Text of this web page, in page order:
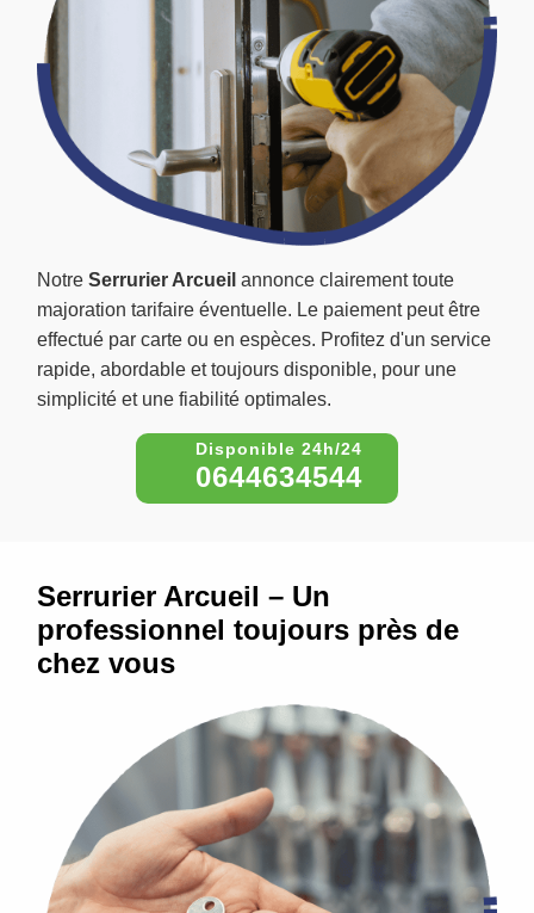
Notre Serrurier Arcueil annonce clairement toute
majoration tarifaire éventuelle. Le paiement peut être
effectué par carte ou en espèces. Profitez d'un service
rapide, abordable et toujours disponible, pour une
simplicité et une fiabilité optimales.
0644634544
Serrurier Arcueil – Un
professionnel toujours près de
chez vous